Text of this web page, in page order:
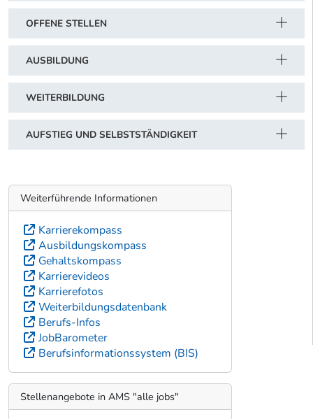
OFFENE STELLEN
AUSBILDUNG
WEITERBILDUNG
AUFSTIEG UND SELBSTSTÄNDIGKEIT
Weiterführende Informationen
Karrierekompass
Ausbildungskompass
Gehaltskompass
Karrierevideos
Karrierefotos
Weiterbildungsdatenbank
Berufs-Infos
JobBarometer
Berufsinformationssystem (BIS)
Stellenangebote in AMS "alle jobs"